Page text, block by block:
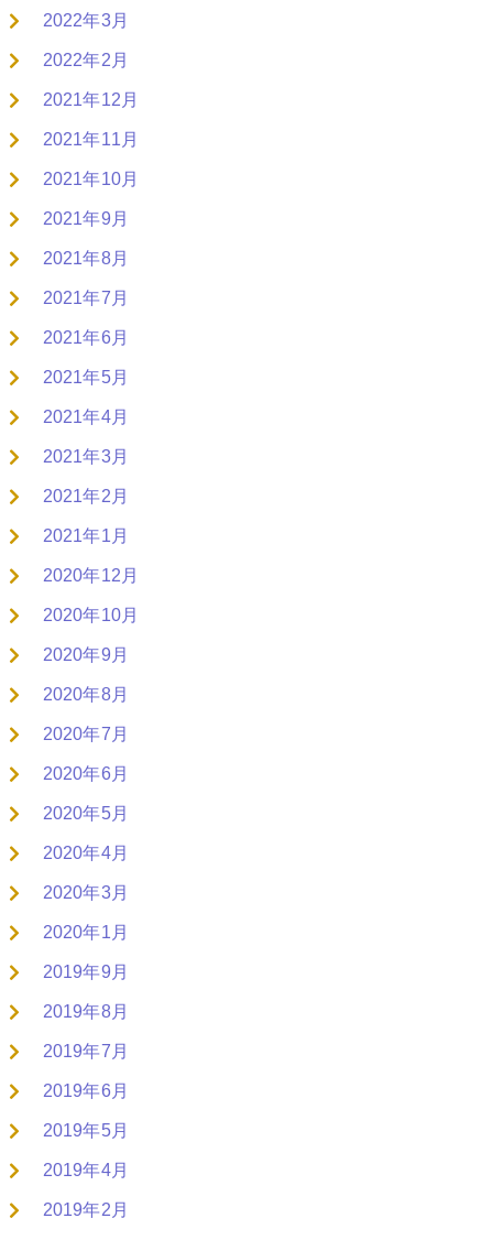
2022年3月
2022年2月
2021年12月
2021年11月
2021年10月
2021年9月
2021年8月
2021年7月
2021年6月
2021年5月
2021年4月
2021年3月
2021年2月
2021年1月
2020年12月
2020年10月
2020年9月
2020年8月
2020年7月
2020年6月
2020年5月
2020年4月
2020年3月
2020年1月
2019年9月
2019年8月
2019年7月
2019年6月
2019年5月
2019年4月
2019年2月